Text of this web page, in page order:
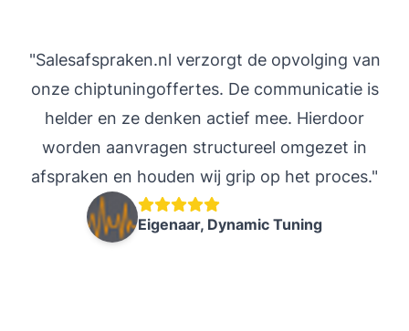
"Salesafspraken.nl verzorgt de opvolging van
onze chiptuningoffertes. De communicatie is
helder en ze denken actief mee. Hierdoor
worden aanvragen structureel omgezet in
afspraken en houden wij grip op het proces."
Eigenaar, Dynamic Tuning